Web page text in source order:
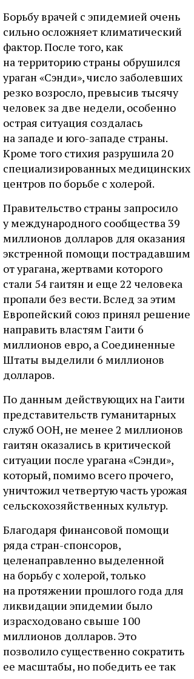
Борьбу врачей с эпидемией очень
сильно осложняет климатический
фактор. После того, как
на территорию страны обрушился
ураган «Сэнди», число заболевших
резко возросло, превысив тысячу
человек за две недели, особенно
острая ситуация создалась
на западе и юго-западе страны.
Кроме того стихия разрушила 20
специализированных медицинских
центров по борьбе с холерой.
Правительство страны запросило
у международного сообщества 39
миллионов долларов для оказания
экстренной помощи пострадавшим
от урагана, жертвами которого
стали 54 гаитян и еще 22 человека
пропали без вести. Вслед за этим
Европейский союз принял решение
направить властям Гаити 6
миллионов евро, а Соединенные
Штаты выделили 6 миллионов
долларов.
По данным действующих на Гаити
представительств гуманитарных
служб ООН, не менее 2 миллионов
гаитян оказались в критической
ситуации после урагана «Сэнди»,
который, помимо всего прочего,
уничтожил четвертую часть урожая
сельскохозяйственных культур.
Благодаря финансовой помощи
ряда стран-спонсоров,
целенаправленно выделенной
на борьбу с холерой, только
на протяжении прошлого года для
ликвидации эпидемии было
израсходовано свыше 100
миллионов долларов. Это
позволило существенно сократить
ее масштабы, но победить ее так